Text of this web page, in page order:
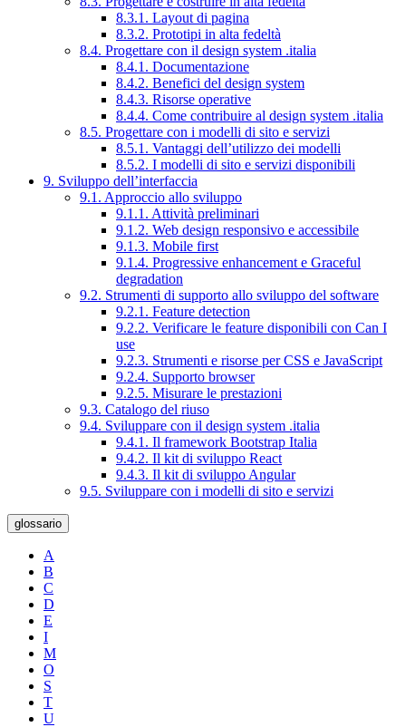
8.3.1. Layout di pagina
8.3.2. Prototipi in alta fedeltà
8.4. Progettare con il design system .italia
8.4.1. Documentazione
8.4.2. Benefici del design system
8.4.3. Risorse operative
8.4.4. Come contribuire al design system .italia
8.5. Progettare con i modelli di sito e servizi
8.5.1. Vantaggi dell’utilizzo dei modelli
8.5.2. I modelli di sito e servizi disponibili
9. Sviluppo dell’interfaccia
9.1. Approccio allo sviluppo
9.1.1. Attività preliminari
9.1.2. Web design responsivo e accessibile
9.1.3. Mobile first
9.1.4. Progressive enhancement e Graceful
degradation
9.2. Strumenti di supporto allo sviluppo del software
9.2.1. Feature detection
9.2.2. Verificare le feature disponibili con Can I
use
9.2.3. Strumenti e risorse per CSS e JavaScript
9.2.4. Supporto browser
9.2.5. Misurare le prestazioni
9.3. Catalogo del riuso
9.4. Sviluppare con il design system .italia
9.4.1. Il framework Bootstrap Italia
9.4.2. Il kit di sviluppo React
9.4.3. Il kit di sviluppo Angular
9.5. Sviluppare con i modelli di sito e servizi
glossario
A
B
C
D
E
I
M
O
S
T
U